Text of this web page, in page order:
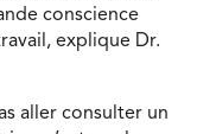
conscience
explique Dr.
aller consulter un